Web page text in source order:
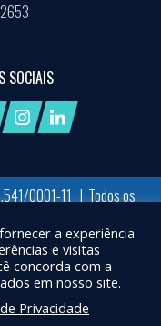
SOCIAIS
0001-11 | Todos os
A MELHOR EXPERIÊNCIA EM
QUE VOCÊ ESTÁ DE
a experiência
e visitas
concorda com a
em nosso site.
Privacidade